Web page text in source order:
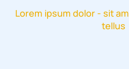
Lorem ipsum dolor - sit
tellus